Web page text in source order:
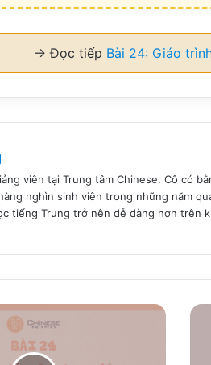
→ Đọc tiếp Bài 24: Giáo
viên tại Trung tâm Chinese. Cô có
nghìn sinh viên trong những năm
tiếng Trung trở nên dễ dàng hơn trên
Bài